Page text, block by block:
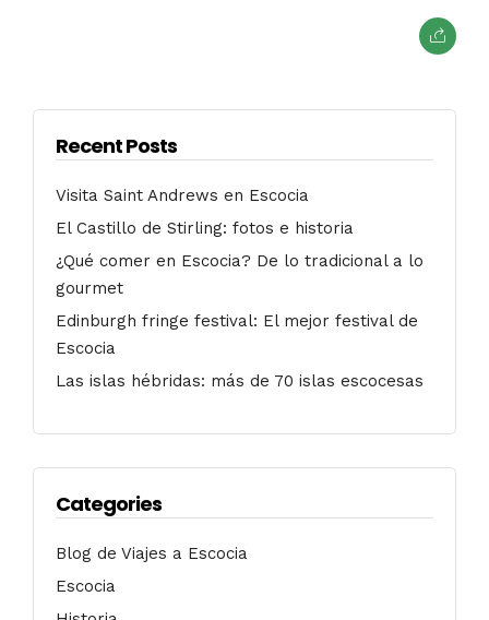
Recent Posts
Visita Saint Andrews en Escocia
El Castillo de Stirling: fotos e historia
¿Qué comer en Escocia? De lo tradicional a lo
gourmet
Edinburgh fringe festival: El mejor festival de
Escocia
Las islas hébridas: más de 70 islas escocesas
Categories
Blog de Viajes a Escocia
Escocia